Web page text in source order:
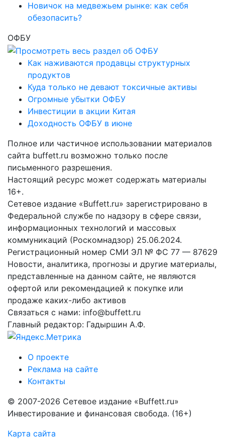
Новичок на медвежьем рынке: как себя
обезопасить?
ОФБУ
Как наживаются продавцы структурных
продуктов
Куда только не девают токсичные активы
Огромные убытки ОФБУ
Инвестиции в акции Китая
Доходность ОФБУ в июне
Полное или частичное использовании материалов
сайта buffett.ru возможно только после
письменного разрешения.
Настоящий ресурс может содержать материалы
16+.
Сетевое издание «Buffett.ru» зарегистрировано в
Федеральной службе по надзору в сфере связи,
информационных технологий и массовых
коммуникаций (Роскомнадзор) 25.06.2024.
Регистрационный номер СМИ ЭЛ № ФС 77 — 87629
Новости, аналитика, прогнозы и другие материалы,
представленные на данном сайте, не являются
офертой или рекомендацией к покупке или
продаже каких-либо активов
Связаться с нами: info@buffett.ru
Главный редактор: Гадыршин А.Ф.
О проекте
Реклама на сайте
Контакты
© 2007-2026 Сетевое издание «Buffett.ru»
Инвестирование и финансовая свобода. (16+)
Карта сайта